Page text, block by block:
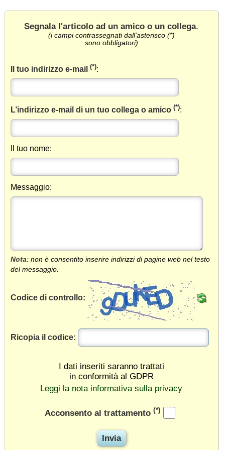
Segnala l'articolo ad un amico o un collega.
(i campi contrassegnati dall'asterisco (*)
sono obbligatori)
Il tuo indirizzo e-mail(*):
L’indirizzo e-mail di un tuo collega o amico(*):
Il tuo nome:
Messaggio:
Nota: non è consentito inserire indirizzi di pagine web nel testo
del messaggio.
Codice di controllo:
Ricopia il codice:
I dati inseriti saranno trattati
in conformità al GDPR
Leggi la nota informativa sulla privacy
Acconsento al trattamento (*)